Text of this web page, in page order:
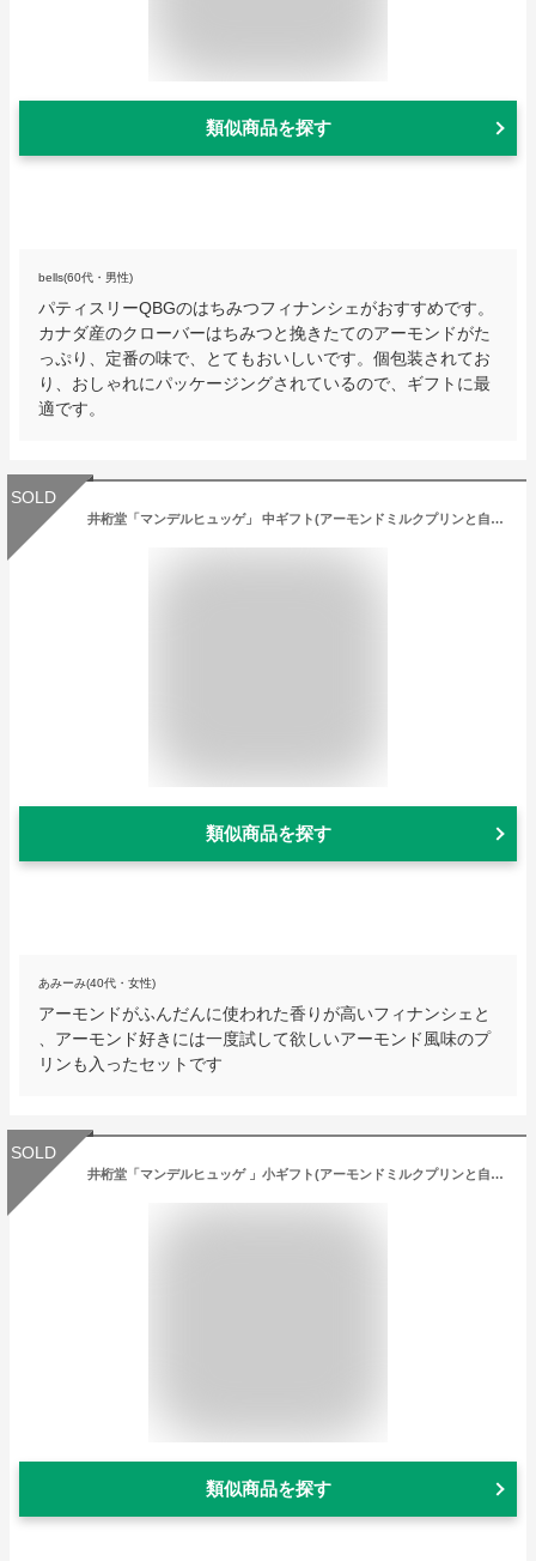
類似商品を探す
bells(60代・男性)
パティスリーQBGのはちみつフィナンシェがおすすめです。
カナダ産のクローバーはちみつと挽きたてのアーモンドがた
っぷり、定番の味で、とてもおいしいです。個包装されてお
り、おしゃれにパッケージングされているので、ギフトに最
適です。
SOLD
井桁堂「マンデルヒュッゲ」 中ギフト(アーモンドミルクプリンと自家挽きアーモンドフィナンシェ)お菓子 ご挨拶 ギフト 出産内祝い 新築内祝い 快気祝い 結婚内祝い 内祝い お返しギフト 出産内祝い 内祝い お返し
類似商品を探す
あみーみ(40代・女性)
アーモンドがふんだんに使われた香りが高いフィナンシェと
、アーモンド好きには一度試して欲しいアーモンド風味のプ
リンも入ったセットです
SOLD
井桁堂「マンデルヒュッゲ 」小ギフト(アーモンドミルクプリンと自家挽きアーモンドフィナンシェ)お菓子 ご挨拶 ギフト 出産内祝い 新築内祝い 快気祝い 結婚内祝い 内祝い お返しギフト 出産内祝い 内祝い お返し
類似商品を探す